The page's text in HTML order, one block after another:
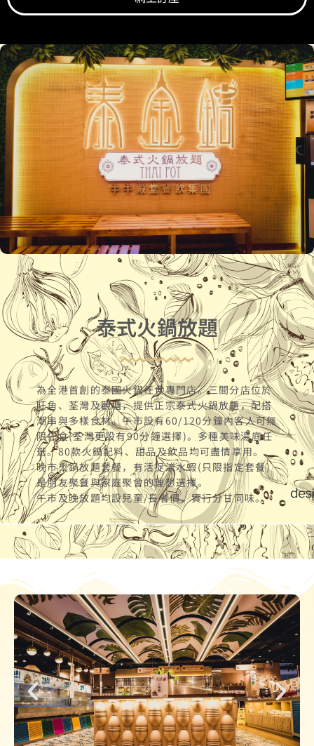
泰式火鍋放題
為全港首創的泰國火鍋任食專門店。三間分店位於
旺角、荃灣及觀塘，提供正宗泰式火鍋放題，配搭
潮串與多樣食材。午市設有60/120分鐘內客人可無
限任食(荃灣更設有90分鐘選擇)。多種美味湯底任
選。80款火鍋配料、甜品及飲品均可盡情享用。
晚市火鍋放題套餐，有活捉流水蝦(只限指定套餐)
是朋友聚餐與家庭聚會的理想選擇。
午市及晚放題均設兒童/長者價，實行分甘同味。